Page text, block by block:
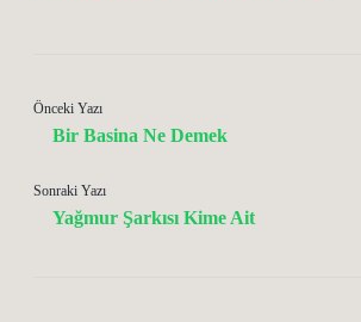
Önceki Yazı
Bir Basina Ne Demek
Sonraki Yazı
Yağmur Şarkısı Kime Ait